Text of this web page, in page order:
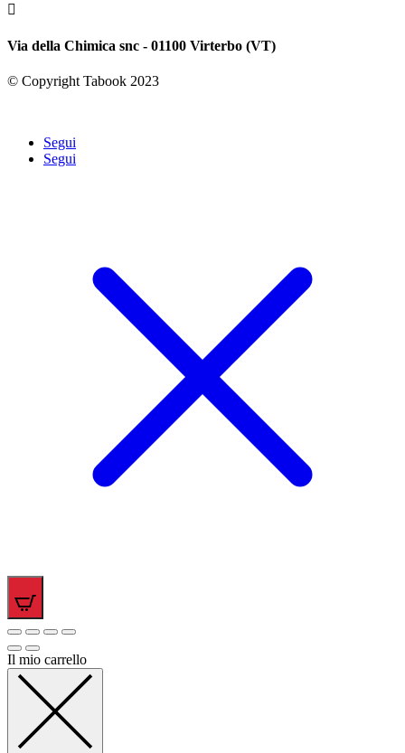

Via della Chimica snc - 01100 Virterbo (VT)
© Copyright Tabook 2023
Segui
Segui
Il mio carrello